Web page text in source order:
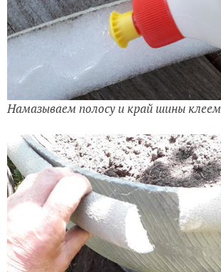
Намазываем полосу и край шины клеем